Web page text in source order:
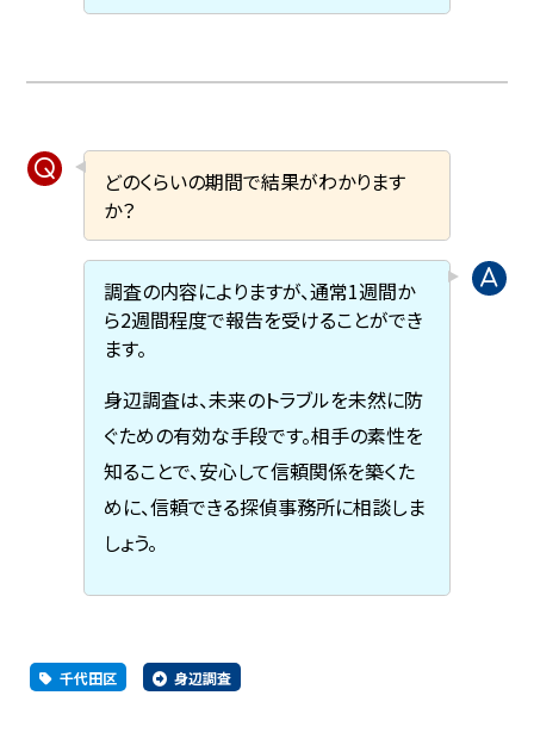
どのくらいの期間で結果がわかります
か？
調査の内容によりますが、通常1週間か
ら2週間程度で報告を受けることができ
ます。
身辺調査は、未来のトラブルを未然に防
ぐための有効な手段です。相手の素性を
知ることで、安心して信頼関係を築くた
めに、信頼できる探偵事務所に相談しま
しょう。
千代田区 身辺調査